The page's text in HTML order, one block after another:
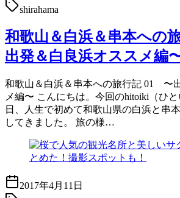
shirahama
和歌山＆白浜＆串本への
出発＆白良浜オススメ編
和歌山＆白浜＆串本への旅行記 01 〜
メ編〜 こんにちは。今回のhitoiki（ひ
日、人生で初めて和歌山県の白浜と串
してきました。 旅の様…
2017年4月11日